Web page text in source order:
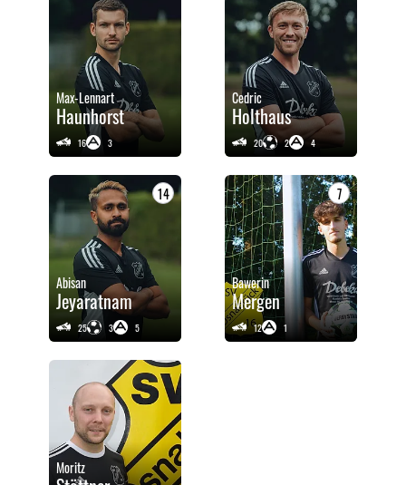
Max-Lennart
Haunhorst
16 3
Cedric
Holthaus
20 2 4
14
Abisan
Jeyaratnam
25 3 5
7
Bawerin
Mergen
12 1
Moritz